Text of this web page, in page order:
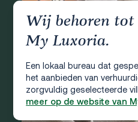
Wij behoren tot
My Luxoria.
Een lokaal bureau dat
het aanbieden van
zorgvuldig geselecteerde
meer op de website van